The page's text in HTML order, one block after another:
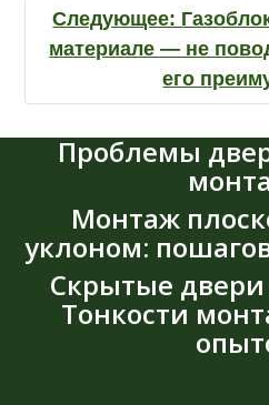
Следующее:
материале — не
его
Проблемы
Монтаж
уклоном:
Скрытые двери
Тонкости